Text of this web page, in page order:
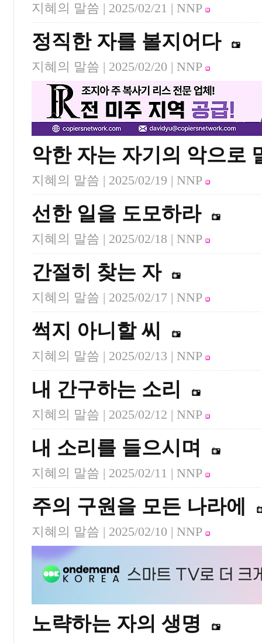
지혜의 말씀 | 2025/02/21 | NNP
정직한 자를 볼지어다
지혜의 말씀 | 2025/02/20 | NNP
악한 자는 자기의 악으로
지혜의 말씀 | 2025/02/19 | NNP
선한 일을 도모하라
지혜의 말씀 | 2025/02/18 | NNP
간절히 찾는 자
지혜의 말씀 | 2025/02/17 | NNP
썩지 아니할 씨
지혜의 말씀 | 2025/02/13 | NNP
내 간구하는 소리
지혜의 말씀 | 2025/02/12 | NNP
내 소리를 들으시며
지혜의 말씀 | 2025/02/11 | NNP
주의 구원을 모든 나라에
지혜의 말씀 | 2025/02/10 | NNP
노략하는 자의 생명